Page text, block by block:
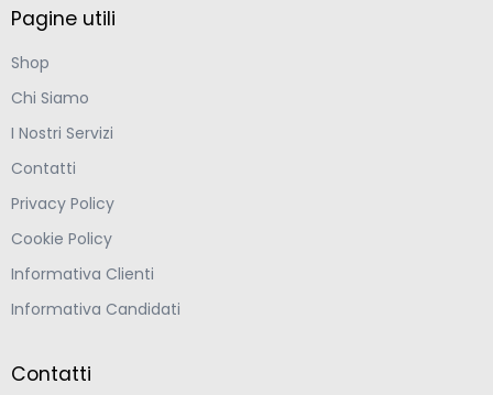
Pagine utili
Shop
Chi Siamo
I Nostri Servizi
Contatti
Privacy Policy
Cookie Policy
Informativa Clienti
Informativa Candidati
Contatti